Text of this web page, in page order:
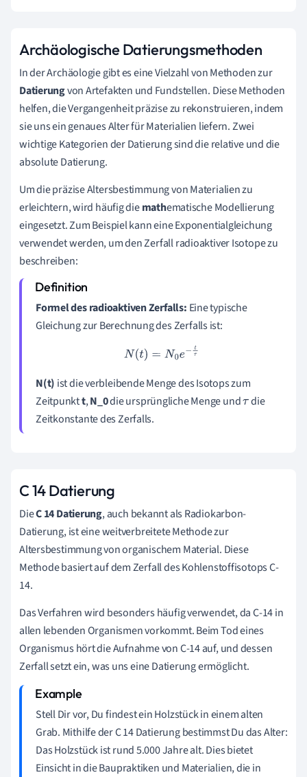
Archäologische Datierungsmethoden
In der Archäologie gibt es eine Vielzahl von Methoden zur
Datierungvon Artefakten und Fundstellen. Diese Methoden
helfen, die Vergangenheit präzise zu rekonstruieren, indem
sie uns ein genaues Alter für Materialien liefern. Zwei
wichtige Kategorien der Datierung sind die relative und die
absolute Datierung.
Um die präzise Altersbestimmung von Materialien zu
erleichtern, wird häufig diemathematische Modellierung
eingesetzt. Zum Beispiel kann eine Exponentialgleichung
verwendet werden, um den Zerfall radioaktiver Isotope zu
beschreiben:
Formel des radioaktiven Zerfalls: Eine typische
Gleichung zur Berechnung des Zerfalls ist:
N(t =N 0e−tτ
N(t) ist die verbleibende Menge des Isotops zum
Zeitpunktt,N_0die ursprüngliche Menge undτ die
Zeitkonstante des Zerfalls.
C 14 Datierung
DieC 14 Datierung, auch bekannt als Radiokarbon-
Datierung, ist eine weitverbreitete Methode zur
Altersbestimmung von organischem Material. Diese
Methode basiert auf dem Zerfall des Kohlenstoffisotops C-
14.
Das Verfahren wird besonders häufig verwendet, da C-14 in
allen lebenden Organismen vorkommt. Beim Tod eines
Organismus hört die Aufnahme von C-14 auf, und dessen
Zerfall setzt ein, was uns eine Datierung ermöglicht.
Stell Dir vor, Du findest ein Holzstück in einem alten
Grab. Mithilfe der C 14 Datierung bestimmst Du das Alter:
Das Holzstück ist rund 5.000 Jahre alt. Dies bietet
Einsicht in die Baupraktiken und Materialien, die in